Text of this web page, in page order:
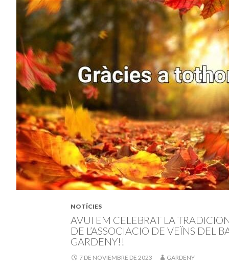
CONTENIDO
NOTÍCIES
AVUI EM CELEBRAT LA
DE L’ASSOCIACIO DE VEÏNS DEL
GARDENY!!
7 DE NOVIEMBRE DE 2023 GARDENY